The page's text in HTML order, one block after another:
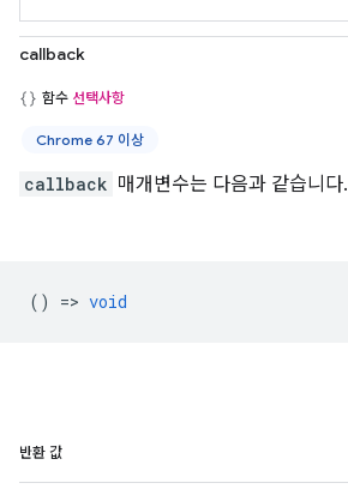
callback
함수 선택사항
Chrome 67 이상
callback 매개변수는 다음과 같습니다.
() => void
반환 값